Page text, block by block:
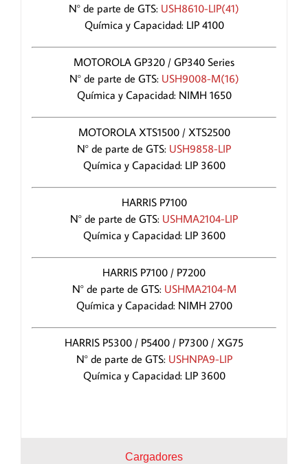
N° de parte de GTS: USH8610-LIP(41)
Química y Capacidad: LIP 4100
MOTOROLA GP320 / GP340 Series
N° de parte de GTS: USH9008-M(16)
Química y Capacidad: NIMH 1650
MOTOROLA XTS1500 / XTS2500
N° de parte de GTS: USH9858-LIP
Química y Capacidad: LIP 3600
HARRIS P7100
N° de parte de GTS: USHMA2104-LIP
Química y Capacidad: LIP 3600
HARRIS P7100 / P7200
N° de parte de GTS: USHMA2104-M
Química y Capacidad: NIMH 2700
HARRIS P5300 / P5400 / P7300 / XG75
N° de parte de GTS: USHNPA9-LIP
Química y Capacidad: LIP 3600
Cargadores